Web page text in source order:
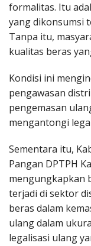
formalitas. Itu
yang dikonsumsi
Tanpa itu,
kualitas beras
Kondisi ini
pengawasan
pengemasan
mengantongi
Sementara itu,
Pangan DPTPH
mengungkapkan
terjadi di sektor
beras dalam
ulang dalam
legalisasi ulang